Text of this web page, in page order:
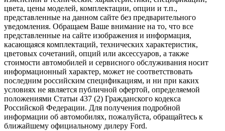
цвета, цены моделей, комплектации, опции и т.п.,
представленные на данном сайте без предварительного
уведомления. Обращаем Ваше внимание на то, что все
представленные на сайте изображения и информация,
касающаяся комплектаций, технических характеристик,
цветовых сочетаний, опций или аксессуаров, а также
стоимости автомобилей и сервисного обслуживания носит
информационный характер, может не соответствовать
последним российским спецификациям, и ни при каких
условиях не является публичной офертой, определяемой
положениями Статьи 437 (2) Гражданского кодекса
Российской Федерации. Для получения подробной
информации об автомобилях, пожалуйста, обращайтесь к
ближайшему официальному дилеру Ford.